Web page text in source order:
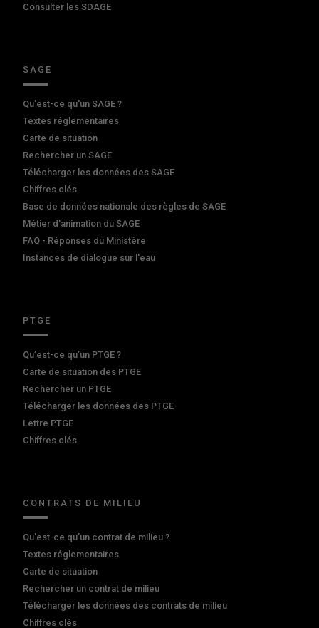
Consulter les SDAGE
SAGE
Qu'est-ce qu'un SAGE ?
Textes réglementaires
Carte de situation
Rechercher un SAGE
Télécharger les données des SAGE
Chiffres clés
Base de données nationale des règles de SAGE
Métier d'animation du SAGE
FAQ - Réponses du Ministère
Instances de dialogue sur l'eau
PTGE
Qu’est-ce qu’un PTGE ?
Carte de situation des PTGE
Rechercher un PTGE
Télécharger les données des PTGE
Lettre PTGE
Chiffres clés
CONTRATS DE MILIEU
Qu'est-ce qu'un contrat de milieu ?
Textes réglementaires
Carte de situation
Rechercher un contrat de milieu
Télécharger les données des contrats de milieu
Chiffres clés